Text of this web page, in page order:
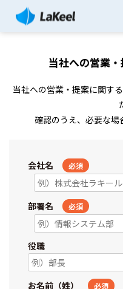
当社への営業
当社への営業・提案に関す
確認のうえ、必要な場
会社名 必須
部署名 必須
役職
お名前（姓） 必須